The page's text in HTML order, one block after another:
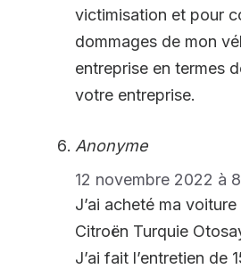
victimisation et pour
dommages de mon
entreprise en termes
votre entreprise.
Anonyme
12 novembre 2022 à
J’ai acheté ma
Citroën Turquie
J’ai fait l’entretien de